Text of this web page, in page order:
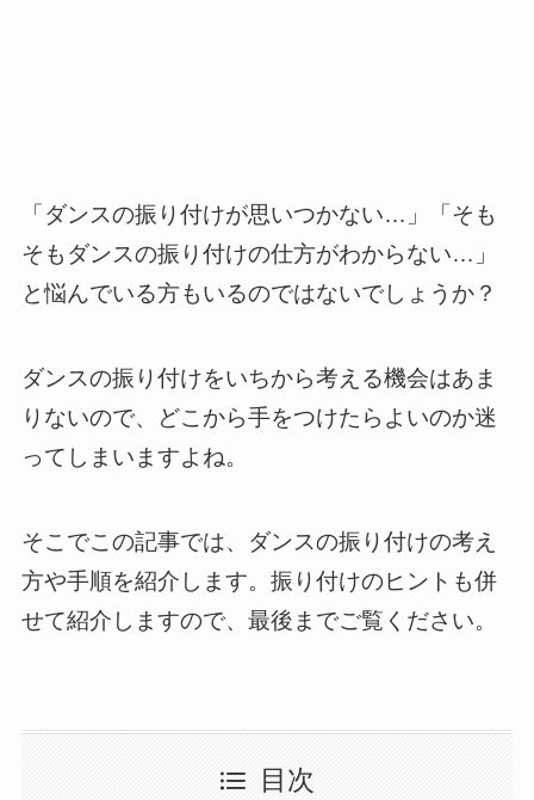
「ダンスの振り付けが思いつかない…」「そも
そもダンスの振り付けの仕方がわからない…」
と悩んでいる方もいるのではないでしょうか？
ダンスの振り付けをいちから考える機会はあま
りないので、どこから手をつけたらよいのか迷
ってしまいますよね。
そこでこの記事では、ダンスの振り付けの考え
方や手順を紹介します。振り付けのヒントも併
せて紹介しますので、最後までご覧ください。
目次